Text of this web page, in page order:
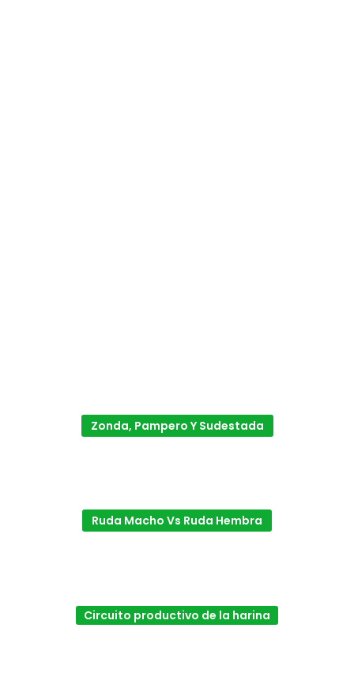
Zonda, Pampero Y Sudestada
Ruda Macho Vs Ruda Hembra
Circuito productivo de la harina